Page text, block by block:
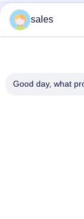
BEREIKsgs
PCM van het de
Van de de
sales
Good day, what